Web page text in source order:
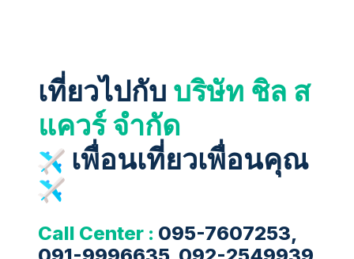
เที่ยวไปกับ บริษัท ชิล ส
แควร์ จำกัด
เพื่อนเที่ยวเพื่อนคุณ
Call Center : 095-7607253,